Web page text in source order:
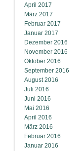
April 2017
März 2017
Februar 2017
Januar 2017
Dezember 2016
November 2016
Oktober 2016
September 2016
August 2016
Juli 2016
Juni 2016
Mai 2016
April 2016
März 2016
Februar 2016
Januar 2016